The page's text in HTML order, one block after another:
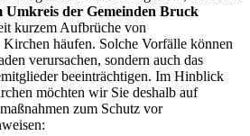
Umkreis der Gemeinden Bruck
kurzem Aufbrüche von
häufen. Solche Vorfälle können
verursachen, sondern auch das
beeinträchtigen. Im Hinblick
möchten wir Sie deshalb auf
zum Schutz vor